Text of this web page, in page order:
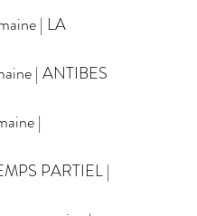
| LA
| ANTIBES
|
PARTIEL |